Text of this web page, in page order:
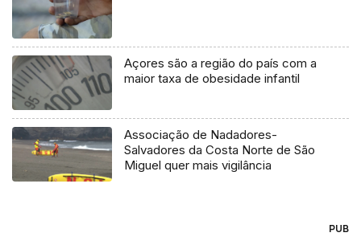
Açores são a região do país com a
maior taxa de obesidade infantil
Associação de Nadadores-
Salvadores da Costa Norte de São
Miguel quer mais vigilância
PUB